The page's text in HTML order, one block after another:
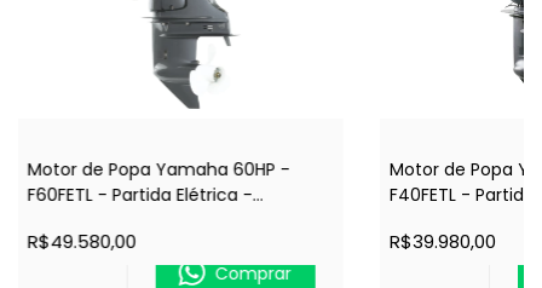
Motor de Popa Yamaha 60HP -
F60FETL - Partida Elétrica -
- 4 Tempos
R$49.580,00
Comprar
Motor de Popa
F40FETL -
- 4 Tempos
R$39.980,00